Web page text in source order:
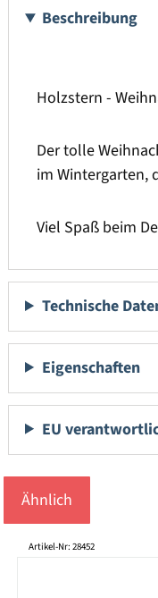
Beschreibung
Holzstern -
Der tolle
im Wintergarten,
Viel Spaß beim
Technische
Eigenschaften
EU
Ähnlich
Produktgalerie
Artikel-Nr: 28452